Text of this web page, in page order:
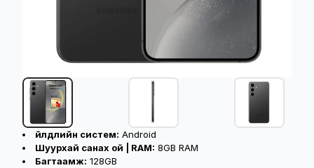
Бүтээгдэхүүний үндсэн үзүүлэлт
Үйлдлийн систем: Android
Шуурхай санах ой | RAM: 8GB RAM
Багтаамж: 128GB